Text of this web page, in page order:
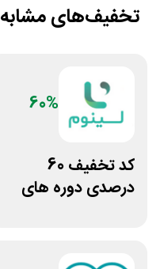
تخفیف‌های مشابه
60%
کد تخفیف 60
درصدی دوره های